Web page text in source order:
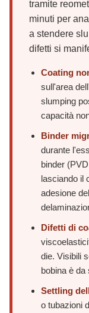
tramite
minuti per
a stendere
difetti si
Coating
sull'area
slumping
capacità
Binder
durante
binder
lasciando il
adesione
Difetti di
die. Visibili
bobina è da
Settling
o tubazioni